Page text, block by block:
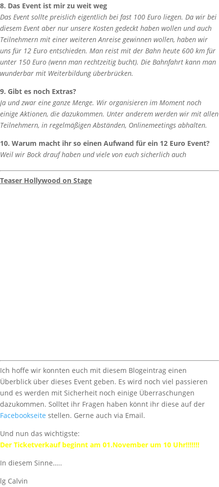
8. Das Event ist mir zu weit weg
Das Event sollte preislich eigentlich bei fast 100 Euro liegen. Da wir bei
diesem Event aber nur unsere Kosten gedeckt haben wollen und auch
Teilnehmern mit einer weiteren Anreise gewinnen wollen, haben wir
uns für 12 Euro entschieden. Man reist mit der Bahn heute 600 km für
unter 150 Euro (wenn man rechtzeitig bucht). Die Bahnfahrt kann man
wunderbar mit Weiterbildung überbrücken.
9. Gibt es noch Extras?
Ja und zwar eine ganze Menge. Wir organisieren im Moment noch
einige Aktionen, die dazukommen. Unter anderem werden wir mit allen
Teilnehmern, in regelmäßigen Abständen, Onlinemeetings abhalten.
10. Warum macht ihr so einen Aufwand für ein 12 Euro Event?
Weil wir Bock drauf haben und viele von euch sicherlich auch
Teaser Hollywood on Stage
Ich hoffe wir konnten euch mit diesem Blogeintrag einen
Überblick über dieses Event geben. Es wird noch viel passieren
und es werden mit Sicherheit noch einige Überraschungen
dazukommen. Solltet ihr Fragen haben könnt ihr diese auf der
Facebookseite stellen. Gerne auch via Email.
Und nun das wichtigste:
Der Ticketverkauf beginnt am 01.November um 10 Uhr!!!!!!!
In diesem Sinne…..
lg Calvin